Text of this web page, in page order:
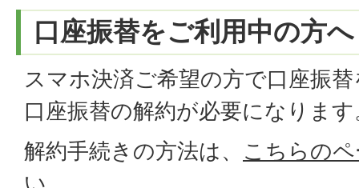
口座振替をご利用中の方へ
スマホ決済ご希望の方で口座振
口座振替の解約が必要になります
解約手続きの方法は、 こちらの
い。